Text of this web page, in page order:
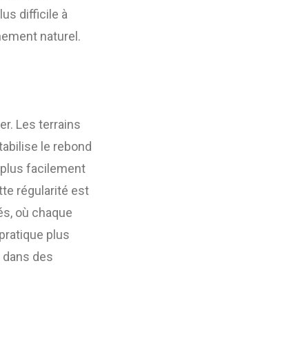
difficile à
naturel.
Les terrains
le rebond
facilement
régularité est
où chaque
plus
des